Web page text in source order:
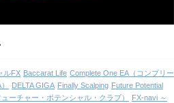
ルFX Baccarat Life Complete One EA（コンプリー
DELTA GIGA Finally Scalping Future Potential
ーチャー・ポテンシャル・クラブ）
FX-navi ～